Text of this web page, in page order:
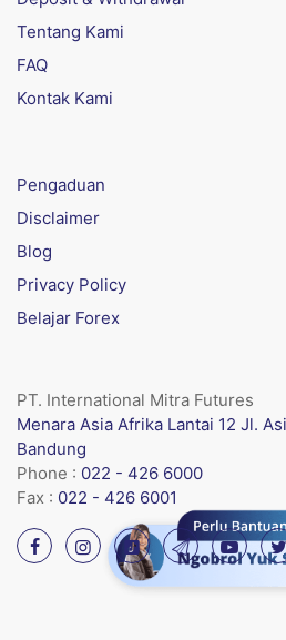
Tentang Kami
FAQ
Kontak Kami
Pengaduan
Disclaimer
Blog
Privacy Policy
Belajar Forex
PT. International Mitra Futures
Menara Asia Afrika Lantai 12 Jl.
Bandung
Phone : 022 - 426 6000
Fax : 022 - 426 6001